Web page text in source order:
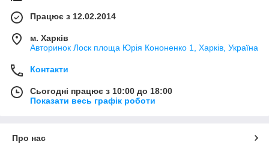
Працює з 12.02.2014
м. Харків
Авторинок Лоск площа Юрія Кононенко 1, Харків, Україна
Контакти
Сьогодні працює з 10:00 до 18:00
Показати весь графік роботи
Про нас